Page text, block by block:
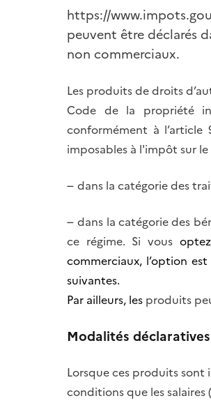
https://
peuvent être déclarés
non commerciaux.
Les produits de droits
Code de la propriété
conformément à
imposables à l'impôt sur le
– dans la catégorie des
–dans la catégorie des
ce régime. Si vous
commerciaux, l’option
suivantes.
Par ailleurs, les produits
Modalités déclaratives
Lorsque ces produits sont
conditions que les salaires